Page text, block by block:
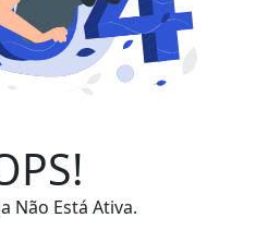
Não Está Ativa.